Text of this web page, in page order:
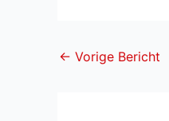
← Vorige Bericht